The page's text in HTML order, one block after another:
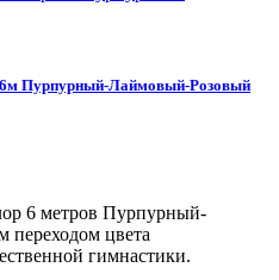
Пурпурный-Лаймовый-Розовый
6 метров Пурпурный-
цвета
гимнастики.